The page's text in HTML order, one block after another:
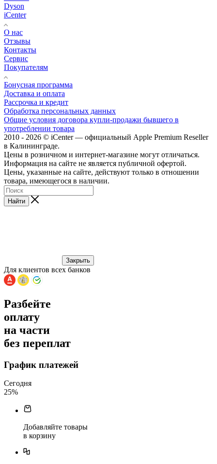
Dyson
iCenter
О нас
Отзывы
Контакты
Сервис
Покупателям
Бонусная программа
Доставка и оплата
Рассрочка и кредит
Обработка персональных данных
Общие условия договора купли-продажи бывшего в
употреблении товара
2010 - 2026 © iCenter — официальный Apple Premium Reseller
в Калининграде.
Цены в розничном и интернет-магазине могут отличаться.
Информация на сайте не является публичной офертой.
Цены, указанные на сайте, действуют только в отношении
товара, имеющегося в наличии.
Найти
Закрыть
Для клиентов всех банков
Разбейте
оплату
на части
без переплат
График платежей
Сегодня
25%
Добавляйте товары
в корзину